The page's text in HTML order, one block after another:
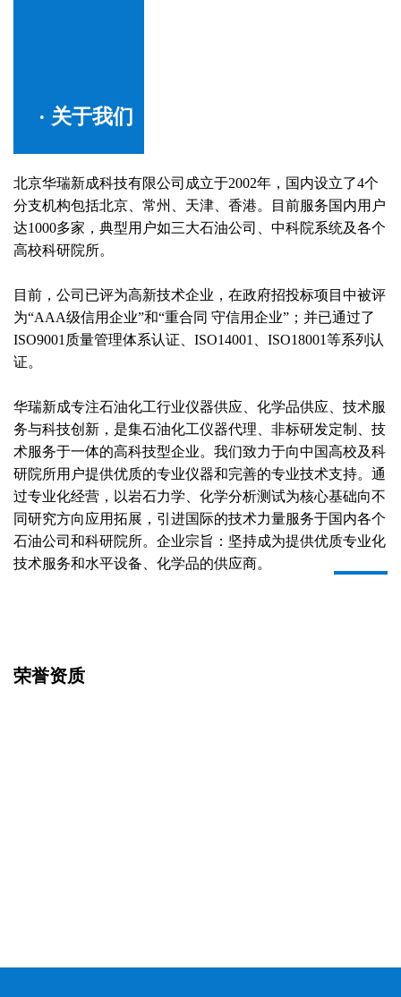
· 关于我们
北京华瑞新成科技有限公司成立于2002年，国内设立了4个
分支机构包括北京、常州、天津、香港。目前服务国内用户
达1000多家，典型用户如三大石油公司、中科院系统及各个
高校科研院所。
目前，公司已评为高新技术企业，在政府招投标项目中被评
为“AAA级信用企业”和“重合同 守信用企业”；并已通过了
ISO9001质量管理体系认证、ISO14001、ISO18001等系列认
证。
华瑞新成专注石油化工行业仪器供应、化学品供应、技术服
务与科技创新，是集石油化工仪器代理、非标研发定制、技
术服务于一体的高科技型企业。我们致力于向中国高校及科
研院所用户提供优质的专业仪器和完善的专业技术支持。通
过专业化经营，以岩石力学、化学分析测试为核心基础向不
同研究方向应用拓展，引进国际的技术力量服务于国内各个
石油公司和科研院所。企业宗旨：坚持成为提供优质专业化
技术服务和水平设备、化学品的供应商。
荣誉资质